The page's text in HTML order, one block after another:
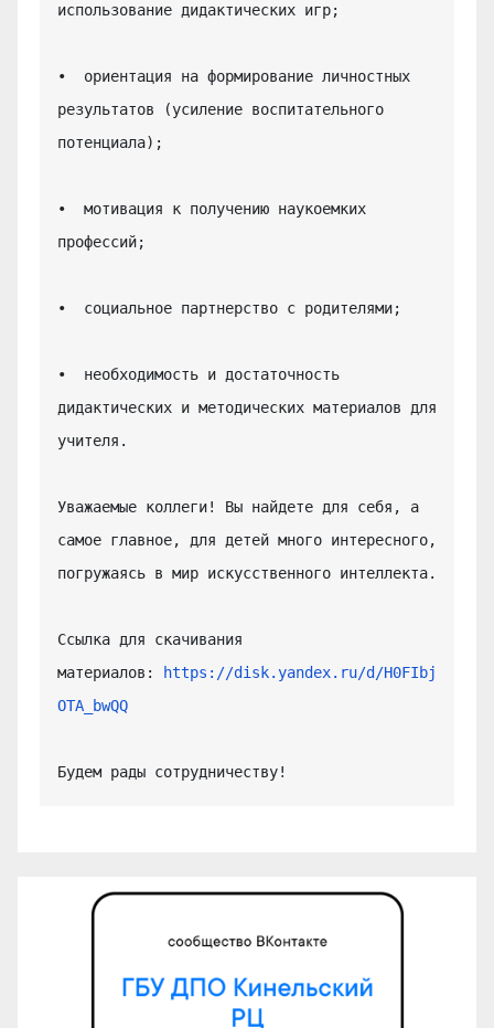
использование дидактических игр;
•  ориентация на формирование личностных
результатов (усиление воспитательного
потенциала);
•  мотивация к получению наукоемких
профессий;
•  социальное партнерство с родителями;
•  необходимость и достаточность
дидактических и методических материалов для
учителя.
Уважаемые коллеги! Вы найдете для себя, а
самое главное, для детей много интересного,
погружаясь в мир искусственного интеллекта.
Ссылка для скачивания
материалов:
https://disk.yandex.ru/d/H0FIbj
OTA_bwQQ
Будем рады сотрудничеству!